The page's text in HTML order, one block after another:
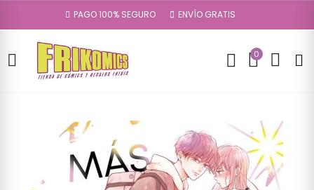
PAGO 100% SEGURO ENVÍO GRATIS
0